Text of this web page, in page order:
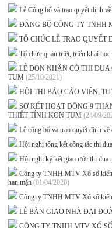
Lễ Công bố và trao quyết định
ĐẢNG BỘ CÔNG TY TNHH
TỔ CHỨC LỄ TRAO
Tổ chức quán triệt, triển khai
LỄ ĐÓN NHẬN CỜ THI ĐUA
TUM (25/10/2021)
HỘI THI BÁO CÁO VIÊN,
SƠ KẾT HOẠT ĐỘNG 9
THIẾT TỈNH KON TUM (24/09/
Lễ công bố và trao quyết định về
Hội nghị tổng kết công tác thi
Hội nghị ký kết giao ước thi đua
Công ty TNHH MTV Xổ số kiến
hạn mặn (01/04/2020)
Công ty TNHH MTV Xổ số kiến
LỄ BÀN GIAO NHÀ ĐẠI
CÔNG TY TNHH MTV XỔ